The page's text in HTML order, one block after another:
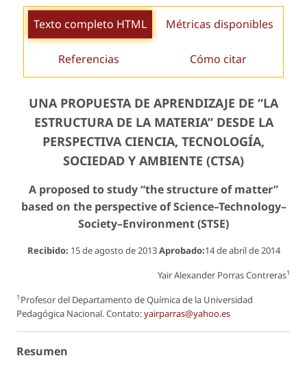
Texto completo HTML Métricas disponibles
Referencias Cómo citar
UNA PROPUESTA DE APRENDIZAJE DE “LA
ESTRUCTURA DE LA MATERIA” DESDE LA
PERSPECTIVA CIENCIA, TECNOLOGÍA,
SOCIEDAD Y AMBIENTE (CTSA)
A proposed to study “the structure of matter”
based on the perspective of Science–Technology–
Society–Environment (STSE)
Recibido: 15 de agosto de 2013Aprobado:14 de abril de 2014
Yair Alexander Porras Contreras1
1 Profesor del Departamento de Química de la Universidad
Pedagógica Nacional. Contato:yairparras@yahoo.es
Resumen